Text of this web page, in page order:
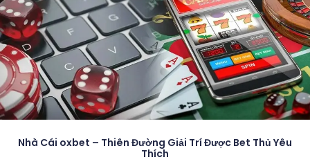
Nhà Cái oxbet – Thiên Đường Giải Trí Được Bet Thủ Yêu
Thích